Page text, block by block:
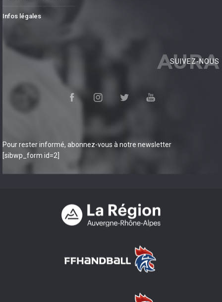
Infos légales
AURA
SUIVEZ-NOUS
Pour rester informé, abonnez-vous à notre newsletter
[sibwp_form id=2]